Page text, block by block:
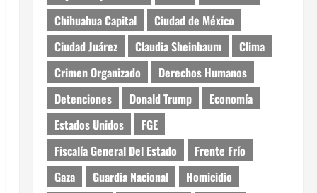
Chihuahua Capital
Ciudad de México
Ciudad Juárez
Claudia Sheinbaum
Clima
Crimen Organizado
Derechos Humanos
Detenciones
Donald Trump
Economía
Estados Unidos
FGE
Fiscalía General Del Estado
Frente Frío
Gaza
Guardia Nacional
Homicidio